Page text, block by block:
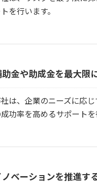
を行います。
金や助成金を最大限
は、企業のニーズに応
功率を高めるサポートを
ノベーションを推進す